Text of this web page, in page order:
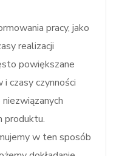
pracy, jako
realizacji
powiększane
czasy czynności
produktu.
w ten sposób